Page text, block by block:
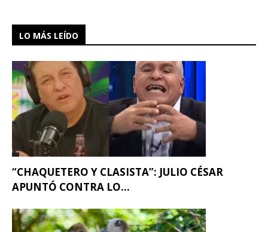
LO MÁS LEÍDO
“CHAQUETERO Y CLASISTA”: JULIO CÉSAR
APUNTÓ CONTRA LO...